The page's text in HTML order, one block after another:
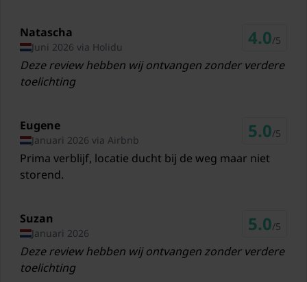
Skilift Fageralm
31,5 km
Skilift Snow Space Salzburg
Skilift Tauplitz
38,1 km
Skilift Flachauwinkl/Kleinarl (Shuttleberg)
41,8 km
42,6 km
Skilift Riesneralm
47 km
Natascha
Juni 2026 via Holidu 4.0/5
Deze review hebben wij ontvangen zonder verdere
toelichting
Eugene
Januari 2026 via Airbnb 5.0/5
Prima verblijf, locatie ducht bij de weg maar niet
storend.
Suzan
Januari 2026 5.0/5
Deze review hebben wij ontvangen zonder verdere
toelichting